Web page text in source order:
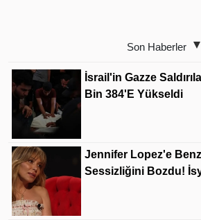
Son Haberler
İsrail'in Gazze
Bin 384'e Yükseldi
Jennifer Lopez'e
Sessizliğini Bozdu!